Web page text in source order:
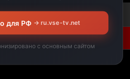
выбранную дату.
для РФ → ru.vse-tv.net
с основным сайтом